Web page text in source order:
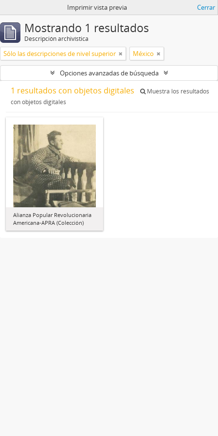
Imprimir vista previa Cerrar
Mostrando 1 resultados
Descripción archivística
Sólo las descripciones de nivel superior México
Opciones avanzadas de búsqueda
1 resultados con objetos digitales
Muestra los resultados
con objetos digitales
Alianza Popular Revolucionaria
Americana-APRA (Colección)